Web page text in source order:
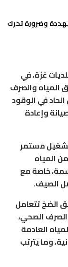
وضرورة تحرك
غزة، في
المياه والصرف
في الوقود
وإعادة
تشغيل مستمر
من المياه
خاصة مع
الصيف.
الضخ تتعامل
الصرف الصحي،
العادمة
وما يترتب